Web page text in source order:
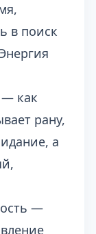
в поиск
— как
рану,
а
—